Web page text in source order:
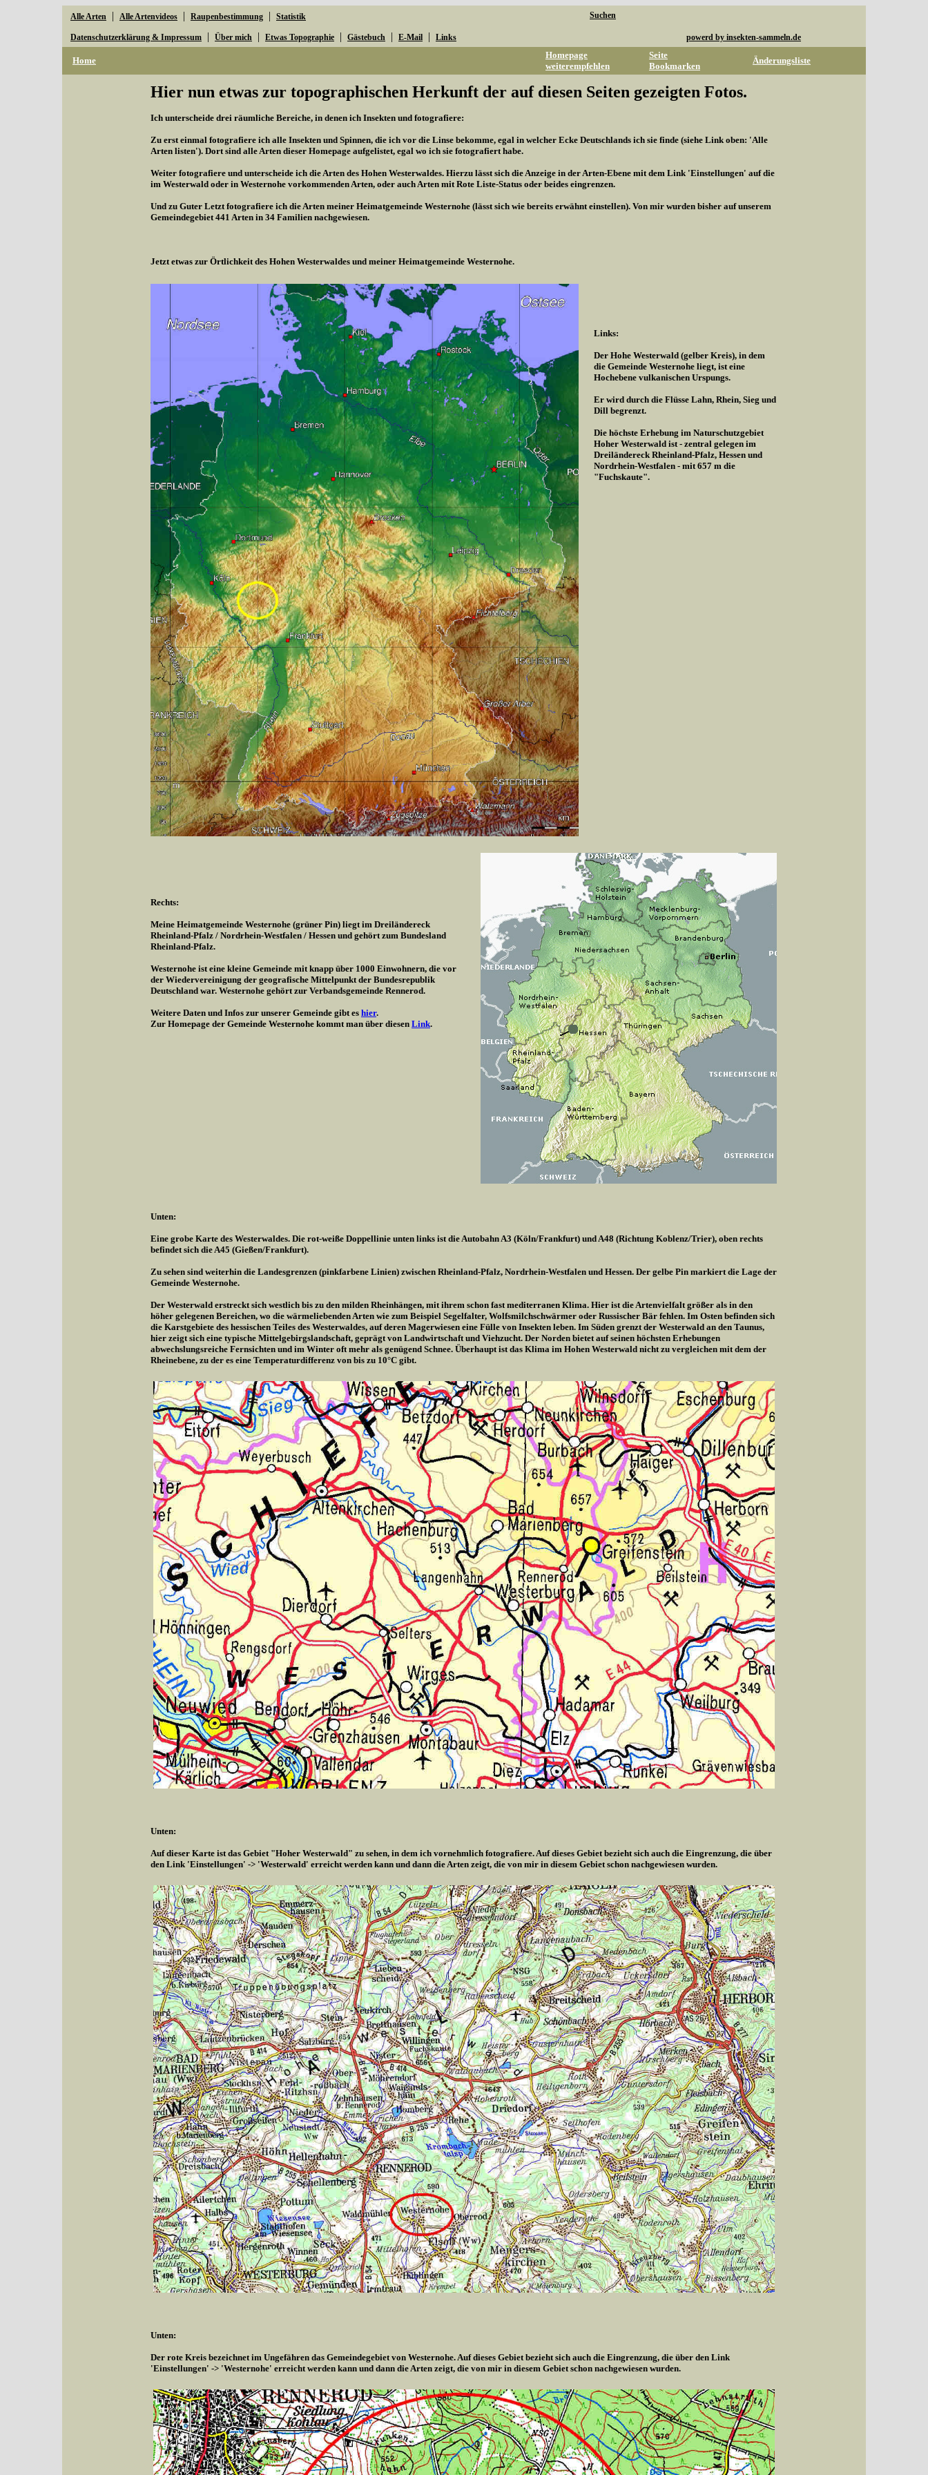
Alle Arten | Alle Artenvideos | Raupenbestimmung | Statistik Suchen
Datenschutzerklärung & Impressum | Über mich | Etwas Topographie | Gästebuch | E-Mail | Links powerd by insekten-sammeln.de
Home
Homepage
weiterempfehlen
Seite
Bookmarken
Änderungsliste
Hier nun etwas zur topographischen Herkunft der auf diesen Seiten gezeigten Fotos.
Ich unterscheide drei räumliche Bereiche, in denen ich Insekten und fotografiere:
Zu erst einmal fotografiere ich alle Insekten und Spinnen, die ich vor die Linse bekomme, egal in welcher Ecke Deutschlands ich sie finde (siehe Link oben: 'Alle
Arten listen'). Dort sind alle Arten dieser Homepage aufgelistet, egal wo ich sie fotografiert habe.
Weiter fotografiere und unterscheide ich die Arten des Hohen Westerwaldes. Hierzu lässt sich die Anzeige in der Arten-Ebene mit dem Link 'Einstellungen' auf die
im Westerwald oder in Westernohe vorkommenden Arten, oder auch Arten mit Rote Liste-Status oder beides eingrenzen.
Und zu Guter Letzt fotografiere ich die Arten meiner Heimatgemeinde Westernohe (lässt sich wie bereits erwähnt einstellen). Von mir wurden bisher auf unserem
Gemeindegebiet 441 Arten in 34 Familien nachgewiesen.
Jetzt etwas zur Örtlichkeit des Hohen Westerwaldes und meiner Heimatgemeinde Westernohe.
Links:
Der Hohe Westerwald (gelber Kreis), in dem
die Gemeinde Westernohe liegt, ist eine
Hochebene vulkanischen Urspungs.
Er wird durch die Flüsse Lahn, Rhein, Sieg und
Dill begrenzt.
Die höchste Erhebung im Naturschutzgebiet
Hoher Westerwald ist - zentral gelegen im
Dreiländereck Rheinland-Pfalz, Hessen und
Nordrhein-Westfalen - mit 657 m die
"Fuchskaute".
Rechts:
Meine Heimatgemeinde Westernohe (grüner Pin) liegt im Dreiländereck
Rheinland-Pfalz / Nordrhein-Westfalen / Hessen und gehört zum Bundesland
Rheinland-Pfalz.
Westernohe ist eine kleine Gemeinde mit knapp über 1000 Einwohnern, die vor
der Wiedervereinigung der geografische Mittelpunkt der Bundesrepublik
Deutschland war. Westernohe gehört zur Verbandsgemeinde Rennerod.
Weitere Daten und Infos zur unserer Gemeinde gibt es hier.
Zur Homepage der Gemeinde Westernohe kommt man über diesen Link.
Unten:
Eine grobe Karte des Westerwaldes. Die rot-weiße Doppellinie unten links ist die Autobahn A3 (Köln/Frankfurt) und A48 (Richtung Koblenz/Trier), oben rechts
befindet sich die A45 (Gießen/Frankfurt).
Zu sehen sind weiterhin die Landesgrenzen (pinkfarbene Linien) zwischen Rheinland-Pfalz, Nordrhein-Westfalen und Hessen. Der gelbe Pin markiert die Lage der
Gemeinde Westernohe.
Der Westerwald erstreckt sich westlich bis zu den milden Rheinhängen, mit ihrem schon fast mediterranen Klima. Hier ist die Artenvielfalt größer als in den
höher gelegenen Bereichen, wo die wärmeliebenden Arten wie zum Beispiel Segelfalter, Wolfsmilchschwärmer oder Russischer Bär fehlen. Im Osten befinden sich
die Karstgebiete des hessischen Teiles des Westerwaldes, auf deren Magerwiesen eine Fülle von Insekten leben. Im Süden grenzt der Westerwald an den Taunus,
hier zeigt sich eine typische Mittelgebirgslandschaft, geprägt von Landwirtschaft und Viehzucht. Der Norden bietet auf seinen höchsten Erhebungen
abwechslungsreiche Fernsichten und im Winter oft mehr als genügend Schnee. Überhaupt ist das Klima im Hohen Westerwald nicht zu vergleichen mit dem der
Rheinebene, zu der es eine Temperaturdifferenz von bis zu 10°C gibt.
Unten:
Auf dieser Karte ist das Gebiet "Hoher Westerwald" zu sehen, in dem ich vornehmlich fotografiere. Auf dieses Gebiet bezieht sich auch die Eingrenzung, die über
den Link 'Einstellungen' -> 'Westerwald' erreicht werden kann und dann die Arten zeigt, die von mir in diesem Gebiet schon nachgewiesen wurden.
Unten:
Der rote Kreis bezeichnet im Ungefähren das Gemeindegebiet von Westernohe. Auf dieses Gebiet bezieht sich auch die Eingrenzung, die über den Link
'Einstellungen' -> 'Westernohe' erreicht werden kann und dann die Arten zeigt, die von mir in diesem Gebiet schon nachgewiesen wurden.